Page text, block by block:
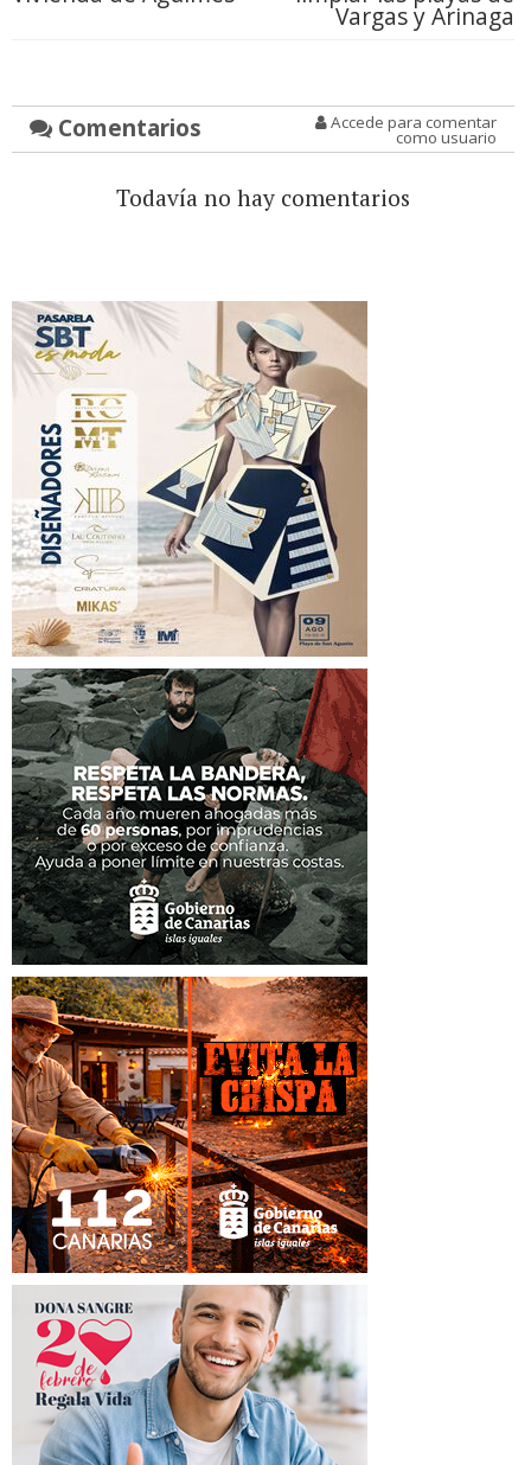
Vargas y Arinaga
Comentarios Accede para comentar
como usuario
Todavía no hay comentarios